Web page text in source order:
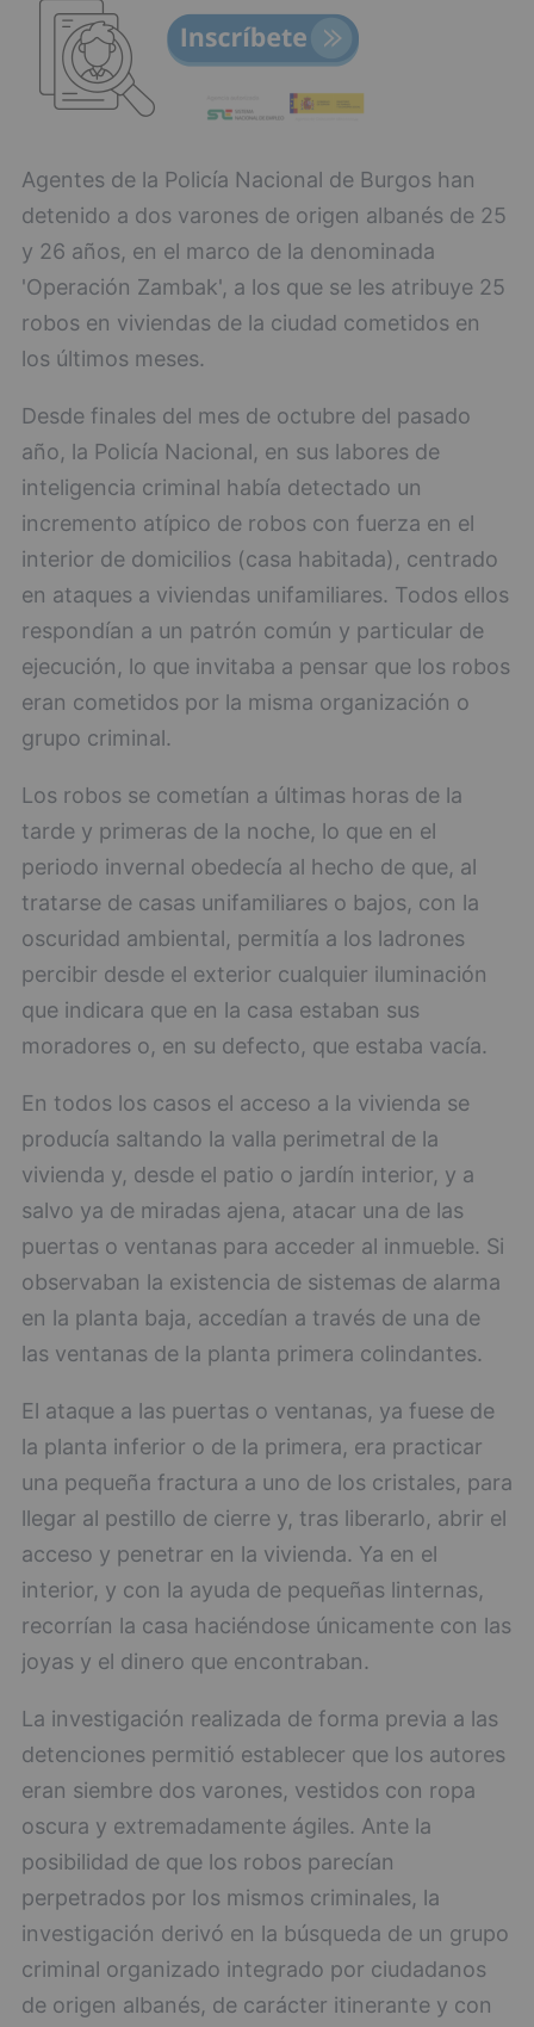
Agentes de la Policía Nacional de Burgos han
detenido a dos varones de origen albanés de 25
y 26 años, en el marco de la denominada
'Operación Zambak', a los que se les atribuye 25
robos en viviendas de la ciudad cometidos en
los últimos meses.
Desde finales del mes de octubre del pasado
año, la Policía Nacional, en sus labores de
inteligencia criminal había detectado un
incremento atípico de robos con fuerza en el
interior de domicilios (casa habitada), centrado
en ataques a viviendas unifamiliares. Todos ellos
respondían a un patrón común y particular de
ejecución, lo que invitaba a pensar que los robos
eran cometidos por la misma organización o
grupo criminal.
Los robos se cometían a últimas horas de la
tarde y primeras de la noche, lo que en el
periodo invernal obedecía al hecho de que, al
tratarse de casas unifamiliares o bajos, con la
oscuridad ambiental, permitía a los ladrones
percibir desde el exterior cualquier iluminación
que indicara que en la casa estaban sus
moradores o, en su defecto, que estaba vacía.
En todos los casos el acceso a la vivienda se
producía saltando la valla perimetral de la
vivienda y, desde el patio o jardín interior, y a
salvo ya de miradas ajena, atacar una de las
puertas o ventanas para acceder al inmueble. Si
observaban la existencia de sistemas de alarma
en la planta baja, accedían a través de una de
las ventanas de la planta primera colindantes.
El ataque a las puertas o ventanas, ya fuese de
la planta inferior o de la primera, era practicar
una pequeña fractura a uno de los cristales, para
llegar al pestillo de cierre y, tras liberarlo, abrir el
acceso y penetrar en la vivienda. Ya en el
interior, y con la ayuda de pequeñas linternas,
recorrían la casa haciéndose únicamente con las
joyas y el dinero que encontraban.
La investigación realizada de forma previa a las
detenciones permitió establecer que los autores
eran siembre dos varones, vestidos con ropa
oscura y extremadamente ágiles. Ante la
posibilidad de que los robos parecían
perpetrados por los mismos criminales, la
investigación derivó en la búsqueda de un grupo
criminal organizado integrado por ciudadanos
de origen albanés, de carácter itinerante y con